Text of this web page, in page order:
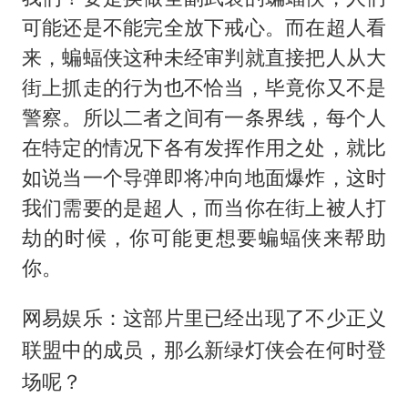
可能还是不能完全放下戒心。而在超人看
来，蝙蝠侠这种未经审判就直接把人从大
街上抓走的行为也不恰当，毕竟你又不是
警察。所以二者之间有一条界线，每个人
在特定的情况下各有发挥作用之处，就比
如说当一个导弹即将冲向地面爆炸，这时
我们需要的是超人，而当你在街上被人打
劫的时候，你可能更想要蝙蝠侠来帮助
你。
网易娱乐：这部片里已经出现了不少正义
联盟中的成员，那么新绿灯侠会在何时登
场呢？